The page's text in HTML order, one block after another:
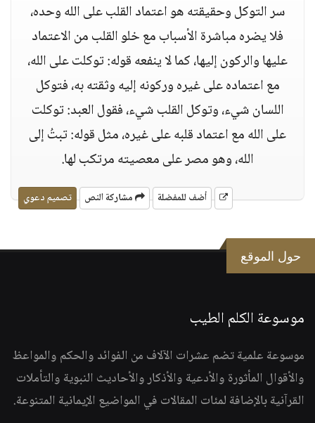
سر التوكل وحقيقته هو اعتماد القلب على الله وحده،
فلا يضره مباشرة الأسباب مع خلو القلب من الاعتماد
عليها والركون إليها، كما لا ينفعه قوله: توكلت على الله،
مع اعتماده على غيره وركونه إليه وثقته به، فتوكل
اللسان شيء، وتوكل القلب شيء، فقول العبد: توكلت
على الله مع اعتماد قلبه على غيره، مثل قوله: تبتُ إلى
الله، وهو مصر على معصيته مرتكب لها.
أضف للمفضلة مشاركة النص تصميم دعوي
حول الموقع
موسوعة الكلم الطيب
موسوعة علمية تضم عشرات الآلاف من الفوائد والحكم والمواعظ
والأقوال المأثورة والأدعية والأذكار والأحاديث النبوية والتأملات
القرآنية بالإضافة لمئات المقالات في المواضيع الإيمانية المتنوعة.